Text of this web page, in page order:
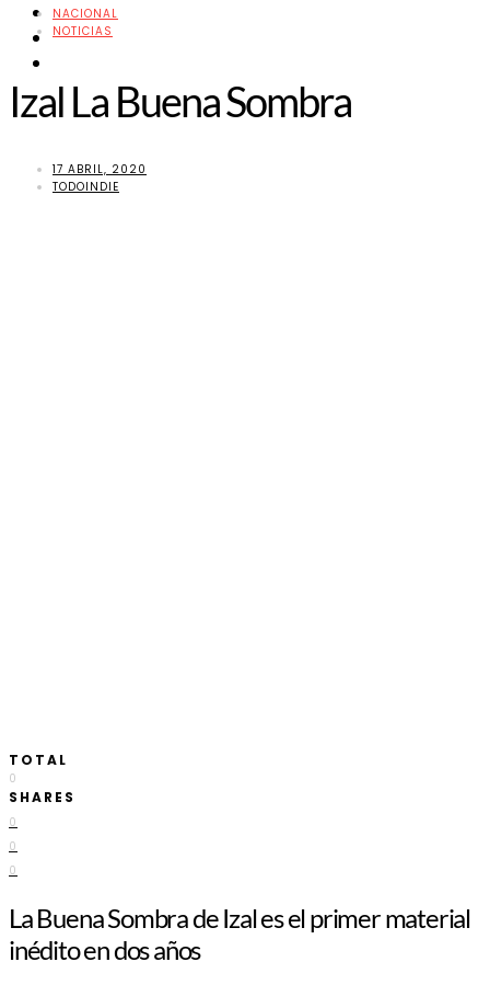
Series y Tv
Cine
NACIONAL
NOTICIAS
Izal La Buena Sombra
17 ABRIL, 2020
TODOINDIE
TOTAL
0
SHARES
0
0
0
La Buena Sombra de Izal es el primer material
inédito en dos años